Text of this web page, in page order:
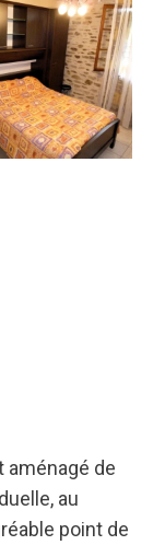
aménagé de
au
point de